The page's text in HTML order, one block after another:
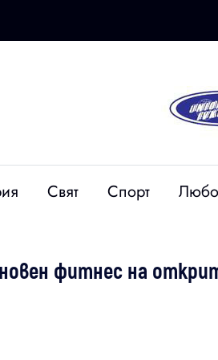
Свят Спорт
фитнес на